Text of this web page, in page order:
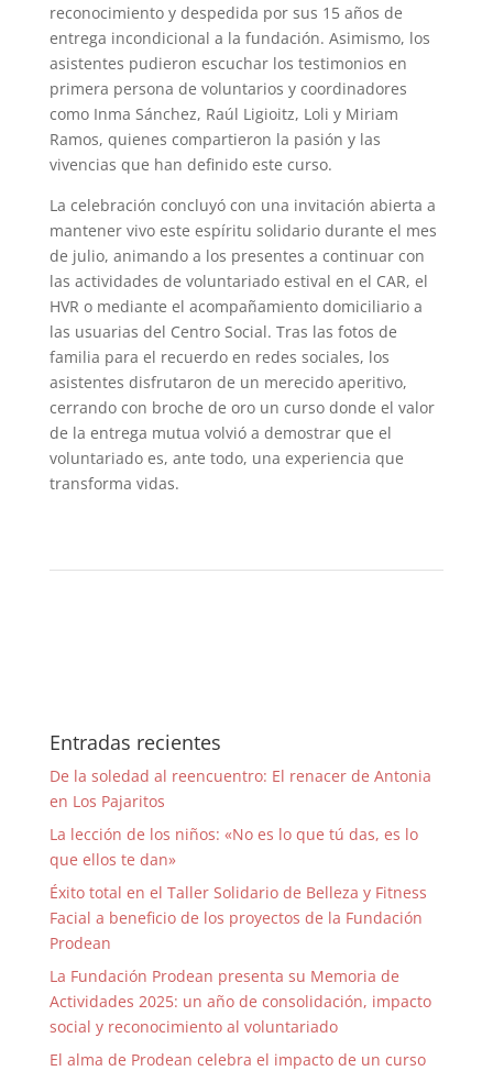
reconocimiento y despedida por sus 15 años de
entrega incondicional a la fundación. Asimismo, los
asistentes pudieron escuchar los testimonios en
primera persona de voluntarios y coordinadores
como Inma Sánchez, Raúl Ligioitz, Loli y Miriam
Ramos, quienes compartieron la pasión y las
vivencias que han definido este curso.
La celebración concluyó con una invitación abierta a
mantener vivo este espíritu solidario durante el mes
de julio, animando a los presentes a continuar con
las actividades de voluntariado estival en el CAR, el
HVR o mediante el acompañamiento domiciliario a
las usuarias del Centro Social. Tras las fotos de
familia para el recuerdo en redes sociales, los
asistentes disfrutaron de un merecido aperitivo,
cerrando con broche de oro un curso donde el valor
de la entrega mutua volvió a demostrar que el
voluntariado es, ante todo, una experiencia que
transforma vidas.
Entradas recientes
De la soledad al reencuentro: El renacer de Antonia
en Los Pajaritos
La lección de los niños: «No es lo que tú das, es lo
que ellos te dan»
Éxito total en el Taller Solidario de Belleza y Fitness
Facial a beneficio de los proyectos de la Fundación
Prodean
La Fundación Prodean presenta su Memoria de
Actividades 2025: un año de consolidación, impacto
social y reconocimiento al voluntariado
El alma de Prodean celebra el impacto de un curso